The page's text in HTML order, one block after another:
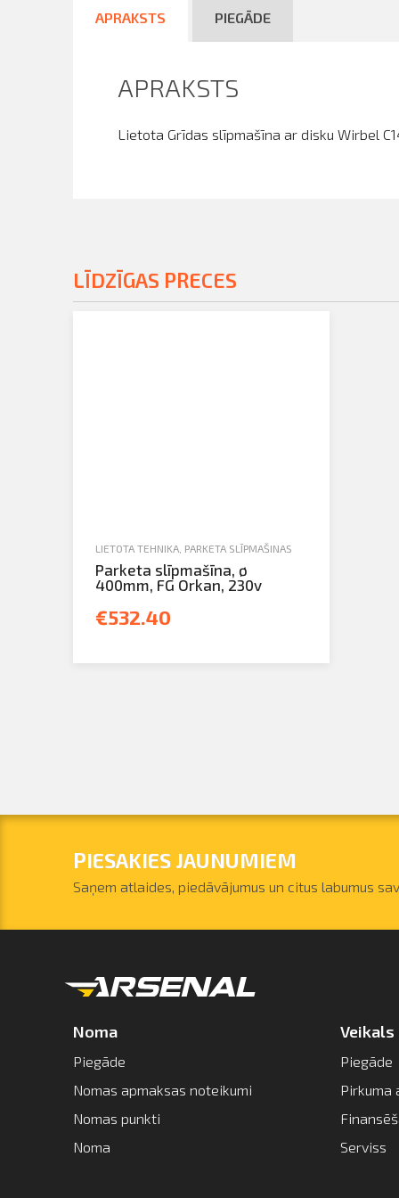
APRAKSTS PIEGĀDE
APRAKSTS
Lietota Grīdas slīpmašīna ar disku Wirbel
LĪDZĪGAS PRECES
LIETOTA TEHNIKA PARKETA SLĪPMAŠINAS
Parketa slīpmašīna, ø
400mm, FG Orkan, 230v
€532.40
PIESAKIES JAUNUMIEM
Saņem atlaides, piedāvājumus un citus labumus
Noma
Piegāde
Nomas apmaksas noteikumi
Nomas punkti
Noma
Veikals
Piegāde
Pirkuma
Serviss